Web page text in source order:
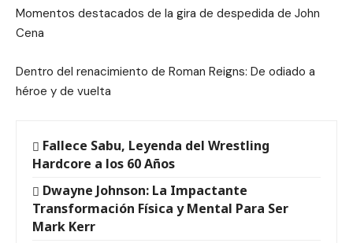
Momentos destacados de la gira de despedida de John
Cena
Dentro del renacimiento de Roman Reigns: De odiado a
héroe y de vuelta
Fallece Sabu, Leyenda del Wrestling
Hardcore a los 60 Años
Dwayne Johnson: La Impactante
Transformación Física y Mental Para Ser
Mark Kerr